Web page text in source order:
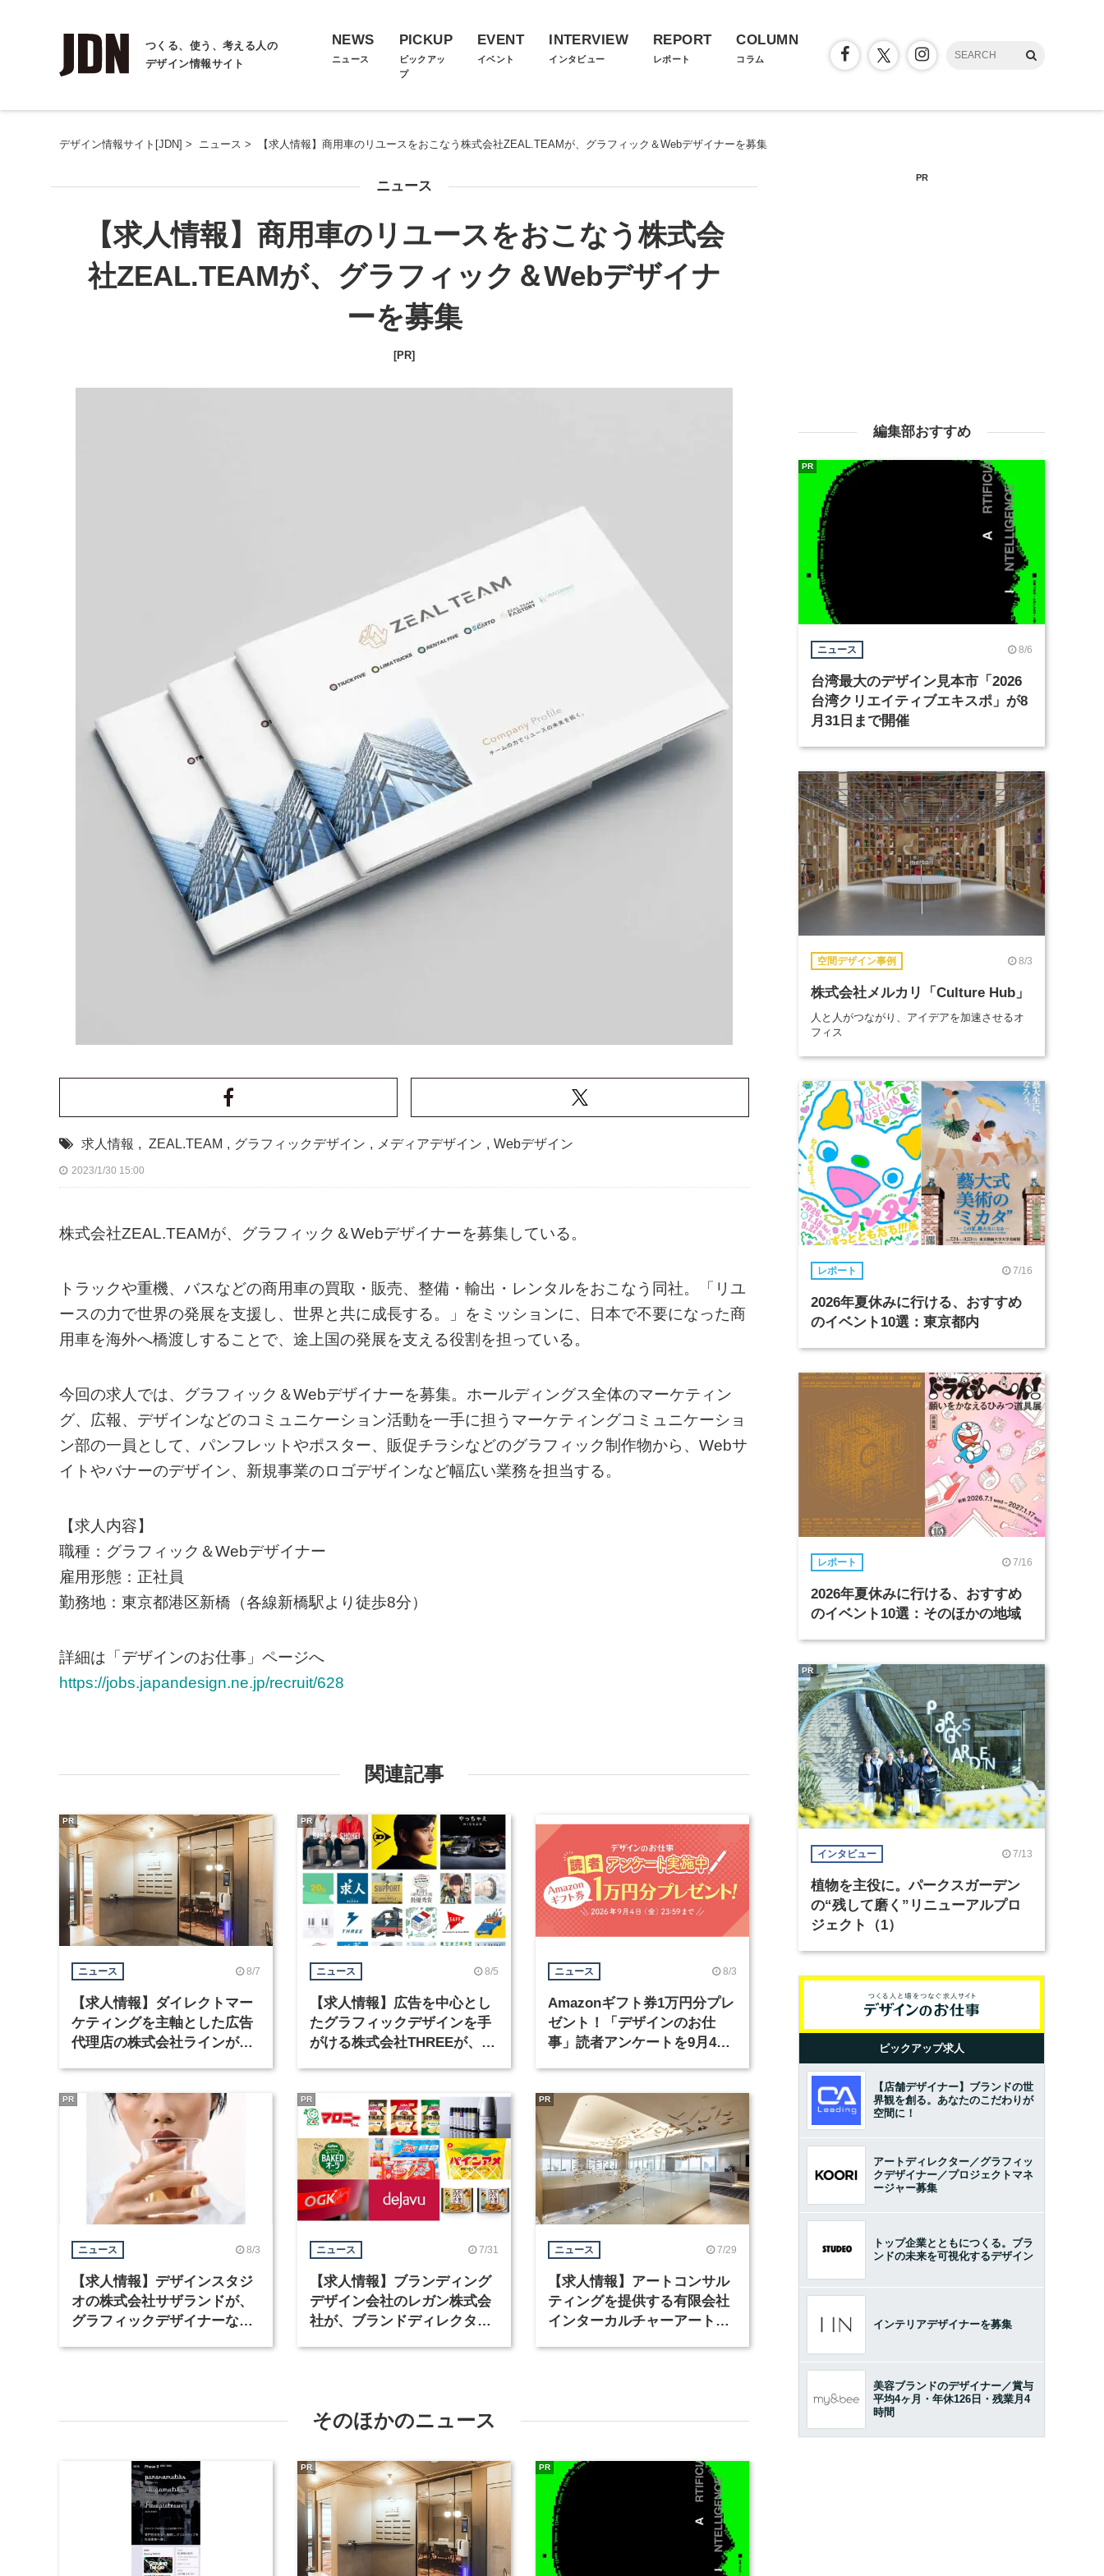
つくる、使う、考える人の
デザイン情報サイト
NEWS
ニュース
PICKUP
ピックアッ
プ
EVENT
イベント
INTERVIEW
インタビュー
REPORT
レポート
COLUMN
コラム
デザイン情報サイト[JDN] > ニュース > 【求人情報】商用車のリユースをおこなう株式会社ZEAL.TEAMが、グラフィック＆Webデザイナーを募集
ニュース
【求人情報】商用車のリユースをおこなう株式会
社ZEAL.TEAMが、グラフィック＆Webデザイナ
ーを募集
[PR]
求人情報 , ZEAL.TEAM , グラフィックデザイン , メディアデザイン , Webデザイン
2023/1/30 15:00
株式会社ZEAL.TEAMが、グラフィック＆Webデザイナーを募集している。
トラックや重機、バスなどの商用車の買取・販売、整備・輸出・レンタルをおこなう同社。「リユ
ースの力で世界の発展を支援し、世界と共に成長する。」をミッションに、日本で不要になった商
用車を海外へ橋渡しすることで、途上国の発展を支える役割を担っている。
今回の求人では、グラフィック＆Webデザイナーを募集。ホールディングス全体のマーケティン
グ、広報、デザインなどのコミュニケーション活動を一手に担うマーケティングコミュニケーショ
ン部の一員として、パンフレットやポスター、販促チラシなどのグラフィック制作物から、Webサ
イトやバナーのデザイン、新規事業のロゴデザインなど幅広い業務を担当する。
【求人内容】
職種：グラフィック＆Webデザイナー
雇用形態：正社員
勤務地：東京都港区新橋（各線新橋駅より徒歩8分）
詳細は「デザインのお仕事」ページへ
https://jobs.japandesign.ne.jp/recruit/628
関連記事
ニュース 8/7
【求人情報】ダイレクトマー
ケティングを主軸とした広告
代理店の株式会社ラインが、
PR
ニュース 8/5
【求人情報】広告を中心とし
たグラフィックデザインを手
がける株式会社THREEが、グ
PR
ニュース 8/3
Amazonギフト券1万円分プレ
ゼント！「デザインのお仕
事」読者アンケートを9月4日
ニュース 8/3
【求人情報】デザインスタジ
オの株式会社サザランドが、
グラフィックデザイナーなど2
PR
ニュース 7/31
【求人情報】ブランディング
デザイン会社のレガン株式会
社が、ブランドディレクター
PR
ニュース 7/29
【求人情報】アートコンサル
ティングを提供する有限会社
インターカルチャーアート
PR
そのほかのニュース
PR PR
PR
編集部おすすめ
ニュース 8/6
台湾最大のデザイン見本市「2026
台湾クリエイティブエキスポ」が8
月31日まで開催
PR
空間デザイン事例 8/3
株式会社メルカリ「Culture Hub」
人と人がつながり、アイデアを加速させるオ
フィス
レポート 7/16
2026年夏休みに行ける、おすすめ
のイベント10選：東京都内
レポート 7/16
2026年夏休みに行ける、おすすめ
のイベント10選：そのほかの地域
インタビュー 7/13
植物を主役に。パークスガーデン
の“残して磨く”リニューアルプロ
ジェクト（1）
PR
ピックアップ求人
【店舗デザイナー】ブランドの世
界観を創る。あなたのこだわりが
空間に！
アートディレクター／グラフィッ
クデザイナー／プロジェクトマネ
ージャー募集
トップ企業とともにつくる。ブラ
ンドの未来を可視化するデザイン
インテリアデザイナーを募集
美容ブランドのデザイナー／賞与
平均4ヶ月・年休126日・残業月4
時間